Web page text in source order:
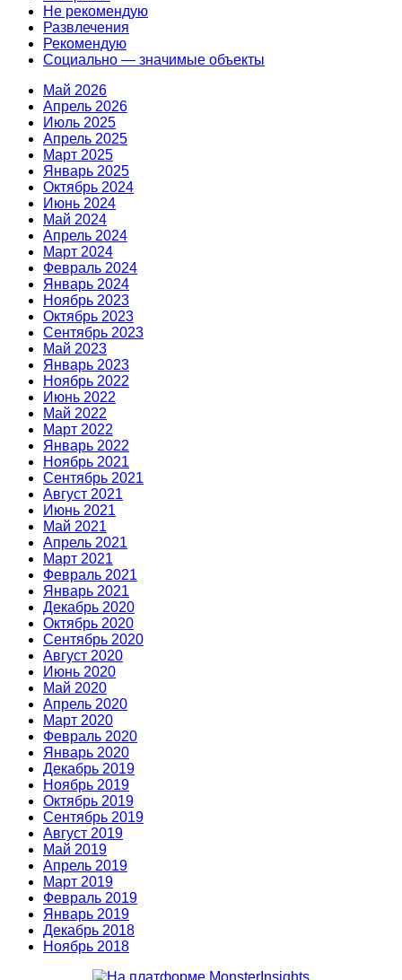
Не рекомендую
Развлечения
Рекомендую
Социально — значимые объекты
Май 2026
Апрель 2026
Июль 2025
Апрель 2025
Март 2025
Январь 2025
Октябрь 2024
Июнь 2024
Май 2024
Апрель 2024
Март 2024
Февраль 2024
Январь 2024
Ноябрь 2023
Октябрь 2023
Сентябрь 2023
Май 2023
Январь 2023
Ноябрь 2022
Июнь 2022
Май 2022
Март 2022
Январь 2022
Ноябрь 2021
Сентябрь 2021
Август 2021
Июнь 2021
Май 2021
Апрель 2021
Март 2021
Февраль 2021
Январь 2021
Декабрь 2020
Октябрь 2020
Сентябрь 2020
Август 2020
Июнь 2020
Май 2020
Апрель 2020
Март 2020
Февраль 2020
Январь 2020
Декабрь 2019
Ноябрь 2019
Октябрь 2019
Сентябрь 2019
Август 2019
Май 2019
Апрель 2019
Март 2019
Февраль 2019
Январь 2019
Декабрь 2018
Ноябрь 2018